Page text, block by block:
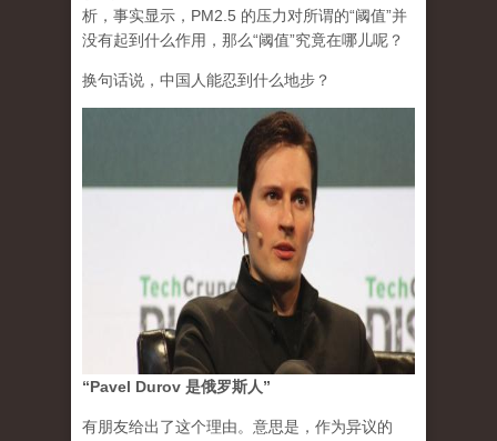
析，事实显示，PM2.5 的压力对所谓的“阈值”并
没有起到什么作用，那么“阈值”究竟在哪儿呢？
换句话说，中国人能忍到什么地步？
“Pavel Durov 是俄罗斯人”
有朋友给出了这个理由。意思是，作为异议的